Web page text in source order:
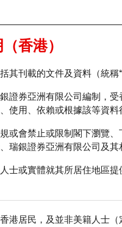
美股指數產品 輪證市場統
香港）
其刊載的文件及資料（統稱
證券亞洲有限公司編制，
使用、依賴或根據該等資
或會禁止或限制閣下瀏覽
瑞銀證券亞洲有限公司及
士或實體就其所居住地區
港居民，及並非美籍人士
析儀
計 比較
熊證 0020 商湯